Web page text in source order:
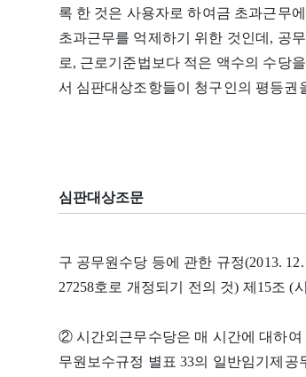
록 한 것은 사용자로 하여금 초과근무
초과근무를 억제하기 위한 것인데, 공
로, 근로기준법보다 적은 액수의 수당
서 심판대상조항들이 청구인의 평등권
심판대상조문
구 공무원수당 등에 관한 규정(2013.
27258호로 개정되기 전의 것) 제15조
② 시간외근무수당은 매 시간에 대하여
무원보수규정 별표 33의 일반임기제